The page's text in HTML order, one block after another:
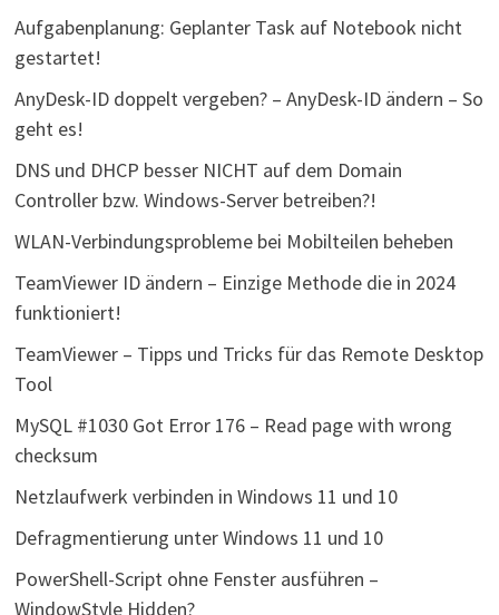
Aufgabenplanung: Geplanter Task auf Notebook nicht
gestartet!
AnyDesk-ID doppelt vergeben? – AnyDesk-ID ändern – So
geht es!
DNS und DHCP besser NICHT auf dem Domain
Controller bzw. Windows-Server betreiben?!
WLAN-Verbindungsprobleme bei Mobilteilen beheben
TeamViewer ID ändern – Einzige Methode die in 2024
funktioniert!
TeamViewer – Tipps und Tricks für das Remote Desktop
Tool
MySQL #1030 Got Error 176 – Read page with wrong
checksum
Netzlaufwerk verbinden in Windows 11 und 10
Defragmentierung unter Windows 11 und 10
PowerShell-Script ohne Fenster ausführen –
WindowStyle Hidden?